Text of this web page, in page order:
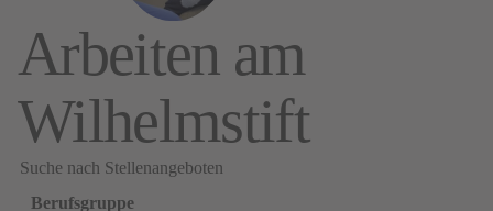
Arbeiten am
Wilhelmstift
Suche nach Stellenangeboten
Berufsgruppe